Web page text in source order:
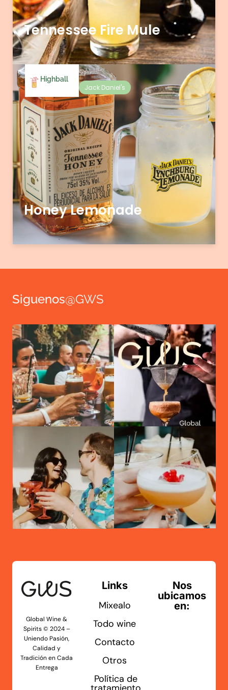
Tennessee Fire Mule
Highball
Jack Daniel's
Honey Lemonade
Siguenos@GWS
Global Wine &
Spirits © 2024 –
Uniendo Pasión,
Calidad y
Tradición en Cada
Entrega
Links
Mixealo
Todo wine
Contacto
Otros
Política de
Nos
ubicamos
en: